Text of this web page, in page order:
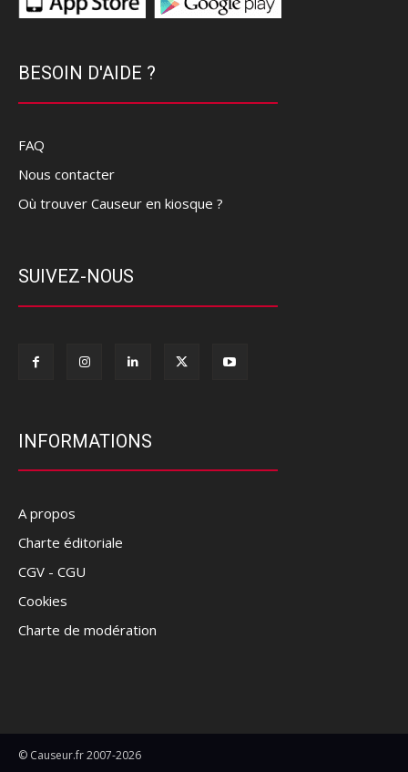
BESOIN D'AIDE ?
FAQ
Nous contacter
Où trouver Causeur en kiosque ?
SUIVEZ-NOUS
INFORMATIONS
A propos
Charte éditoriale
CGV - CGU
Cookies
Charte de modération
© Causeur.fr 2007-2026